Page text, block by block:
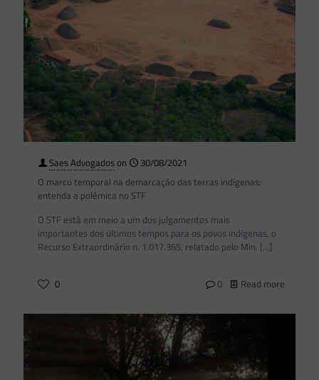
Saes Advogadoson
30/08/2021
O marco temporal na demarcação das terras indígenas:
entenda a polêmica no STF
O STF está em meio a um dos julgamentos mais
importantes dos últimos tempos para os povos indígenas, o
Recurso Extraordinário n. 1.017.365, relatado pelo Min. […]
0 0 Read more